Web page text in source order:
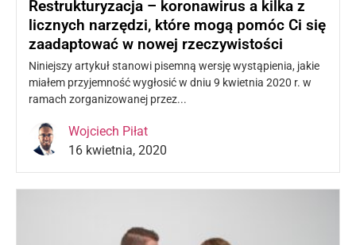
Restrukturyzacja – koronawirus a kilka z
licznych narzędzi, które mogą pomóc Ci się
zaadaptować w nowej rzeczywistości
Niniejszy artykuł stanowi pisemną wersję wystąpienia, jakie
miałem przyjemność wygłosić w dniu 9 kwietnia 2020 r. w
ramach zorganizowanej przez...
Wojciech Piłat
16 kwietnia, 2020